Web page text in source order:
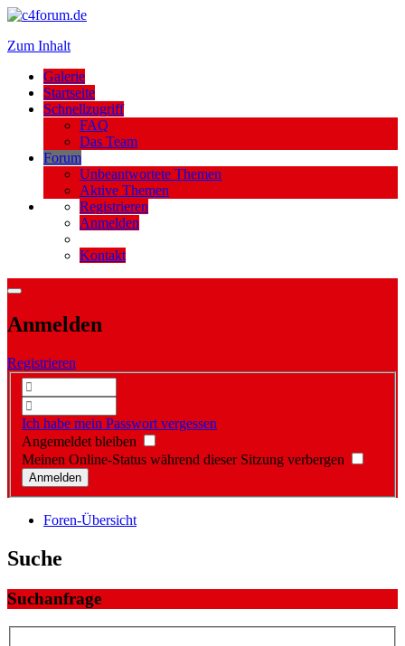
Zum Inhalt
Galerie
Startseite
Schnellzugriff
FAQ
Das Team
Forum
Unbeantwortete Themen
Aktive Themen
Registrieren
Anmelden
Kontakt
Anmelden
Registrieren
Ich habe mein Passwort vergessen
Angemeldet bleiben
Meinen Online-Status während dieser Sitzung verbergen
Foren-Übersicht
Suche
Suchanfrage